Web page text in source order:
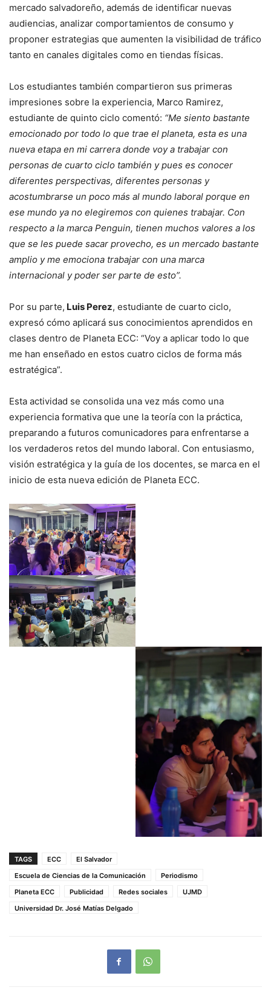
mercado salvadoreño, además de identificar nuevas
audiencias, analizar comportamientos de consumo y
proponer estrategias que aumenten la visibilidad de tráfico
tanto en canales digitales como en tiendas físicas.
Los estudiantes también compartieron sus primeras
impresiones sobre la experiencia, Marco Ramirez,
estudiante de quinto ciclo comentó: “Me siento bastante
emocionado por todo lo que trae el planeta, esta es una
nueva etapa en mi carrera donde voy a trabajar con
personas de cuarto ciclo también y pues es conocer
diferentes perspectivas, diferentes personas y
acostumbrarse un poco más al mundo laboral porque en
ese mundo ya no elegiremos con quienes trabajar. Con
respecto a la marca Penguin, tienen muchos valores a los
que se les puede sacar provecho, es un mercado bastante
amplio y me emociona trabajar con una marca
internacional y poder ser parte de esto”.
Por su parte, Luis Perez, estudiante de cuarto ciclo,
expresó cómo aplicará sus conocimientos aprendidos en
clases dentro de Planeta ECC: “Voy a aplicar todo lo que
me han enseñado en estos cuatro ciclos de forma más
estratégica”.
Esta actividad se consolida una vez más como una
experiencia formativa que une la teoría con la práctica,
preparando a futuros comunicadores para enfrentarse a
los verdaderos retos del mundo laboral. Con entusiasmo,
visión estratégica y la guía de los docentes, se marca en el
inicio de esta nueva edición de Planeta ECC.
TAGS ECC
El Salvador
Escuela de Ciencias de la Comunicación
Periodismo
Planeta ECC
Publicidad Redes sociales
UJMD
Universidad Dr. José Matías Delgado